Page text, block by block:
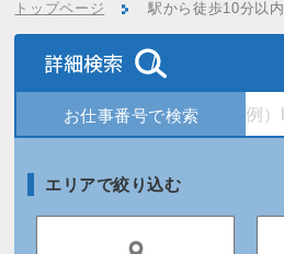
トップページ 駅から徒歩10分以内
エリアで絞り込む